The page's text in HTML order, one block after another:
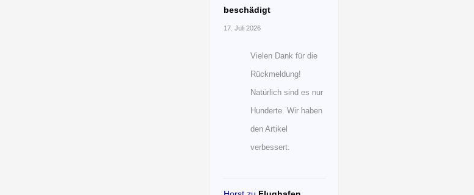
beschädigt
17. Juli 2026
Vielen Dank für die
Rückmeldung!
Natürlich sind es nur
Hunderte. Wir haben
den Artikel
verbessert.